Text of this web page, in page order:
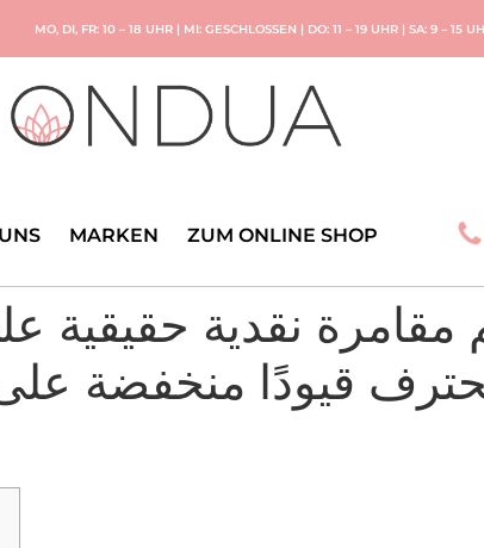
MO, DI, FR: 10 – 18 UHR | MI: GESCHLOSSEN | DO: 11 – 19 UHR | SA: 9 – 15
MARKEN ZUM ONLINE SHOP
قيودًا منخفضة